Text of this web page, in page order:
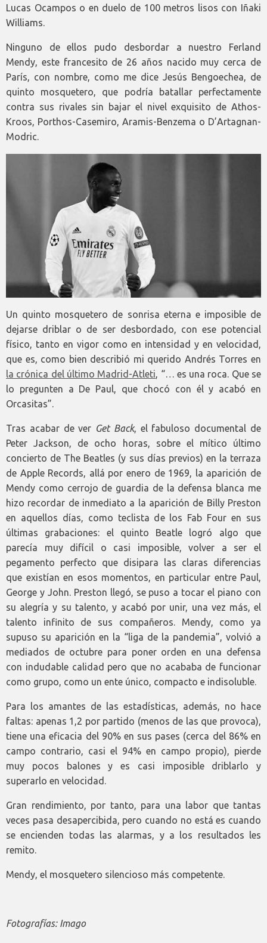
Lucas Ocampos o en duelo de 100 metros lisos con Iñaki
Williams.
Ninguno de ellos pudo desbordar a nuestro Ferland
Mendy, este francesito de 26 años nacido muy cerca de
París, con nombre, como me dice Jesús Bengoechea, de
quinto mosquetero, que podría batallar perfectamente
contra sus rivales sin bajar el nivel exquisito de Athos-
Kroos, Porthos-Casemiro, Aramis-Benzema o D’Artagnan-
Modric.
Un quinto mosquetero de sonrisa eterna e imposible de
dejarse driblar o de ser desbordado, con ese potencial
físico, tanto en vigor como en intensidad y en velocidad,
que es, como bien describió mi querido Andrés Torres en
la crónica del último Madrid-Atleti, “… es una roca. Que se
lo pregunten a De Paul, que chocó con él y acabó en
Orcasitas”.
Tras acabar de ver Get Back, el fabuloso documental de
Peter Jackson, de ocho horas, sobre el mítico último
concierto de The Beatles (y sus días previos) en la terraza
de Apple Records, allá por enero de 1969, la aparición de
Mendy como cerrojo de guardia de la defensa blanca me
hizo recordar de inmediato a la aparición de Billy Preston
en aquellos días, como teclista de los Fab Four en sus
últimas grabaciones: el quinto Beatle logró algo que
parecía muy difícil o casi imposible, volver a ser el
pegamento perfecto que disipara las claras diferencias
que existían en esos momentos, en particular entre Paul,
George y John. Preston llegó, se puso a tocar el piano con
su alegría y su talento, y acabó por unir, una vez más, el
talento infinito de sus compañeros. Mendy, como ya
supuso su aparición en la “liga de la pandemia”, volvió a
mediados de octubre para poner orden en una defensa
con indudable calidad pero que no acababa de funcionar
como grupo, como un ente único, compacto e indisoluble.
Para los amantes de las estadísticas, además, no hace
faltas: apenas 1,2 por partido (menos de las que provoca),
tiene una eficacia del 90% en sus pases (cerca del 86% en
campo contrario, casi el 94% en campo propio), pierde
muy pocos balones y es casi imposible driblarlo y
superarlo en velocidad.
Gran rendimiento, por tanto, para una labor que tantas
veces pasa desapercibida, pero cuando no está es cuando
se encienden todas las alarmas, y a los resultados les
remito.
Mendy, el mosquetero silencioso más competente.
Fotografías: Imago